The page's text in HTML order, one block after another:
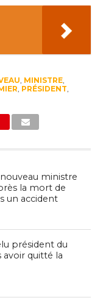
, MINISTRE,
, PRÉSIDENT,
ministre
la mort de
un accident
président du
avoir quitté la